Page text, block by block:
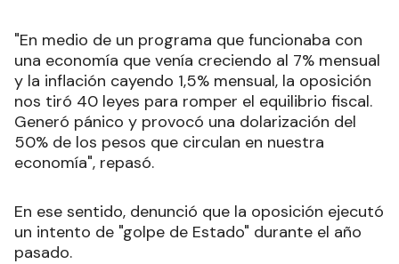
"En medio de un programa que funcionaba con
una economía que venía creciendo al 7% mensual
y la inflación cayendo 1,5% mensual, la oposición
nos tiró 40 leyes para romper el equilibrio fiscal.
Generó pánico y provocó una dolarización del
50% de los pesos que circulan en nuestra
economía", repasó.
En ese sentido, denunció que la oposición ejecutó
un intento de "golpe de Estado" durante el año
pasado.